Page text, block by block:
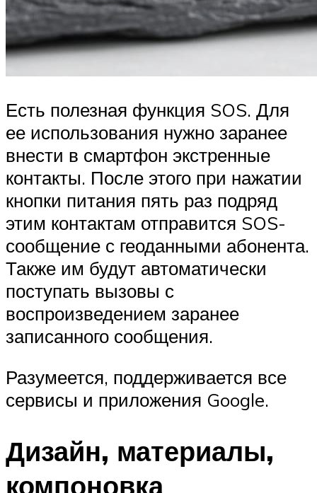
Есть полезная функция SOS. Для
ее использования нужно заранее
внести в смартфон экстренные
контакты. После этого при нажатии
кнопки питания пять раз подряд
этим контактам отправится SOS-
сообщение с геоданными абонента.
Также им будут автоматически
поступать вызовы с
воспроизведением заранее
записанного сообщения.
Разумеется, поддерживается все
сервисы и приложения Google.
Дизайн, материалы,
компоновка